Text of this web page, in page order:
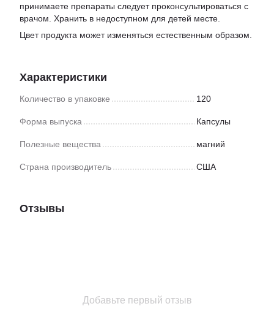
принимаете препараты следует проконсультироваться с
врачом. Хранить в недоступном для детей месте.
Цвет продукта может изменяться естественным образом.
Характеристики
Количество в упаковке 120
Форма выпуска Капсулы
Полезные вещества магний
Страна производитель США
Отзывы
Добавьте первый отзыв